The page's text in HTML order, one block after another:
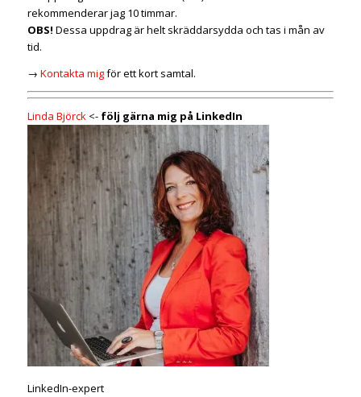
rekommenderar jag 10 timmar.
OBS! Dessa uppdrag är helt skräddarsydda och tas i mån av
tid.
→ Kontakta migför ett kort samtal.
Linda Björck<- följ gärna mig på LinkedIn
LinkedIn-expert